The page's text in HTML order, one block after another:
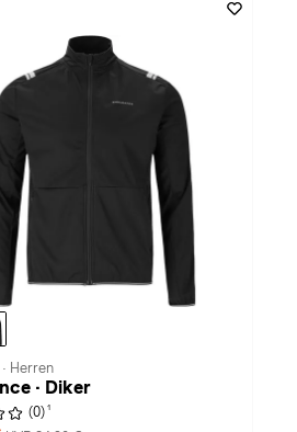
Herren
· Diker
(0) 1